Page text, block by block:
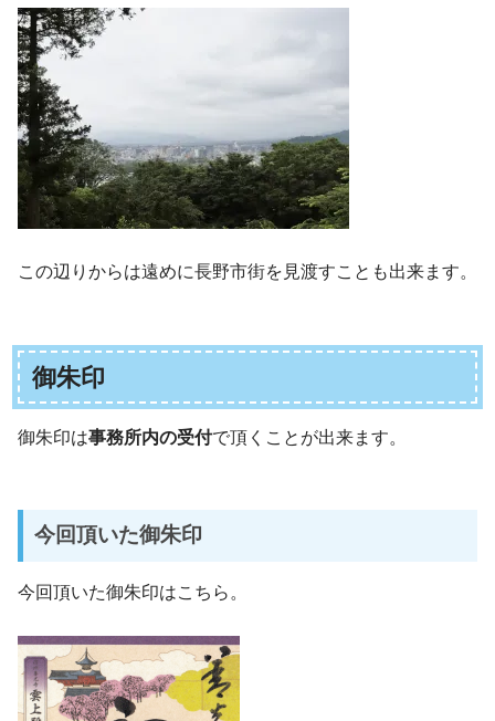
この辺りからは遠めに長野市街を見渡すことも出来ます。
御朱印
御朱印は事務所内の受付で頂くことが出来ます。
今回頂いた御朱印
今回頂いた御朱印はこちら。